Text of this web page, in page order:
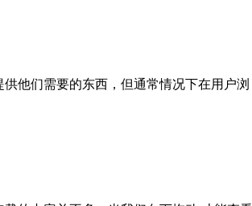
他们需要的东西，但通常情况下在用户浏